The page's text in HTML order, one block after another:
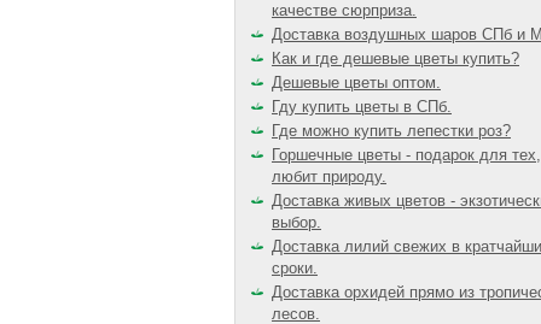
качестве сюрприза.
Доставка воздушных шаров СПб и
Как и где дешевые цветы купить?
Дешевые цветы оптом.
Гду купить цветы в СПб.
Где можно купить лепестки роз?
Горшечные цветы - подарок для
любит природу.
Доставка живых цветов -
выбор.
Доставка лилий свежих в
сроки.
Доставка орхидей прямо из
лесов.